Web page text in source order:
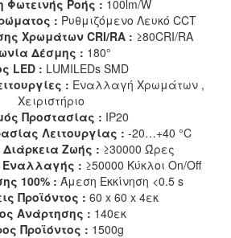
Φωτεινής Ροής : 100lm/W
: Ρυθμιζόμενο Λευκό CCT
Χρωμάτων CRI/RA : ≥80CRI/RA
Δέσμης : 180°
LED : LUMILEDs SMD
: Εναλλαγή Χρωμάτων ,
Χειριστήριο
Προστασίας : IP20
Λειτουργίας : -20…+40 °C
Ζωής : ≥30000 Ώρες
Εναλλαγής : ≥50000 Κύκλοι On/Off
100% : Άμεση Εκκίνηση <0.5 s
Προϊόντος : 60 x 60 x 4εκ
Ανάρτησης : 140εκ
Προϊόντος : 1500g